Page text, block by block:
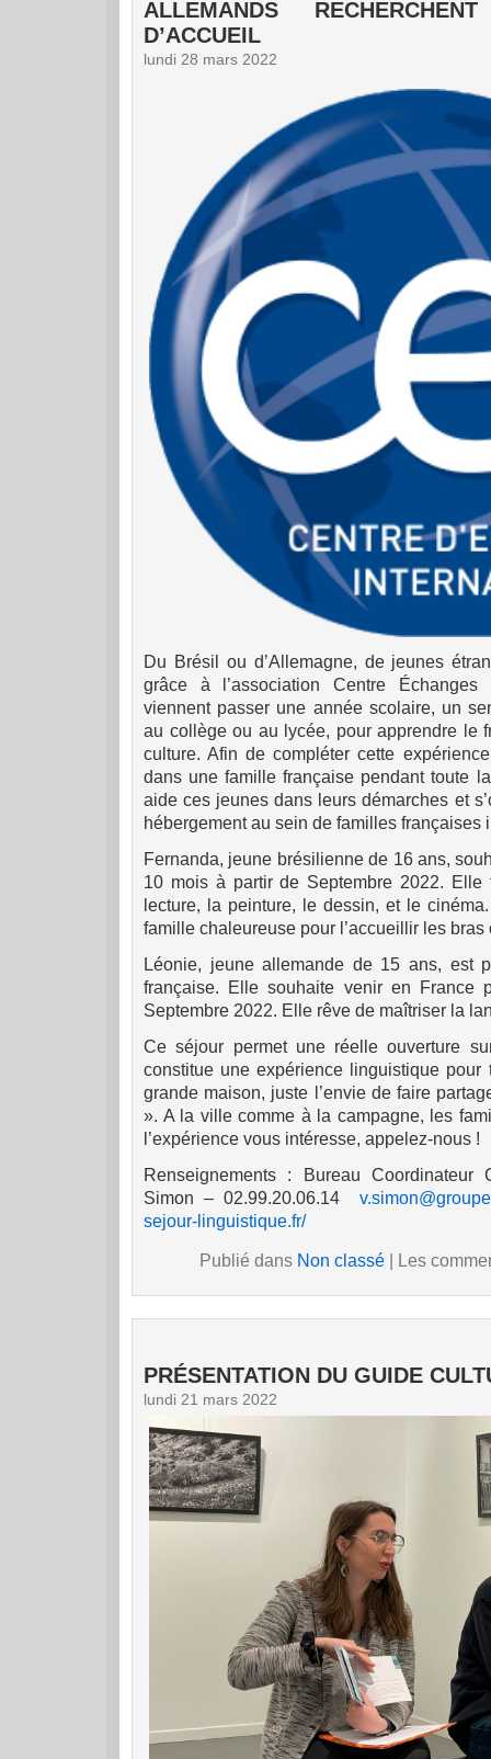
ALLEMANDS
D’ACCUEIL
lundi 28 mars 2022
Du Brésil ou d’Allemagne, de jeunes
grâce à l’association Centre Échanges
viennent passer une année scolaire, un
au collège ou au lycée, pour apprendre le
culture. Afin de compléter cette
dans une famille française pendant toute
aide ces jeunes dans leurs démarches et
hébergement au sein de familles françaises
Fernanda, jeune brésilienne de 16 ans,
10 mois à partir de Septembre 2022.
lecture, la peinture, le dessin, et le
famille chaleureuse pour l’accueillir les
Léonie, jeune allemande de 15 ans, est
française. Elle souhaite venir en France
Septembre 2022. Elle rêve de maîtriser la
Ce séjour permet une réelle ouverture
constitue une expérience linguistique pour
grande maison, juste l’envie de faire
». A la ville comme à la campagne, les
l’expérience vous intéresse, appelez-nous !
Renseignements : Bureau Coordinateur
Simon – 02.99.20.06.14
sejour-linguistique.fr/
Publié dans Non classé| Les
PRÉSENTATION DU GUIDE
lundi 21 mars 2022